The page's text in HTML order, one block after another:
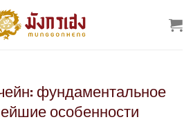
фундаментальное
особенности